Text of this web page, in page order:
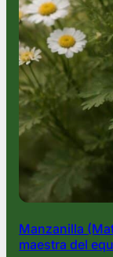
Manzanilla
maestra del